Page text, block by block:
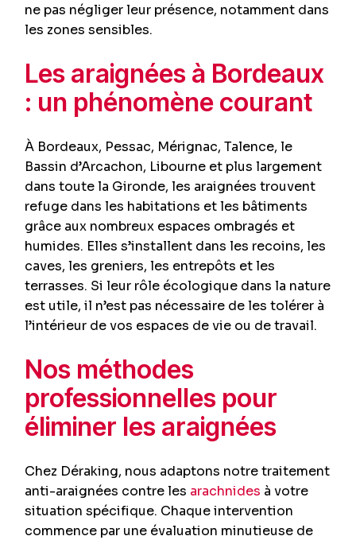
ne pas négliger leur présence, notamment dans
les zones sensibles.
Les araignées à Bordeaux
: un phénomène courant
À Bordeaux, Pessac, Mérignac, Talence, le
Bassin d’Arcachon, Libourne et plus largement
dans toute la Gironde, les araignées trouvent
refuge dans les habitations et les bâtiments
grâce aux nombreux espaces ombragés et
humides. Elles s’installent dans les recoins, les
caves, les greniers, les entrepôts et les
terrasses. Si leur rôle écologique dans la nature
est utile, il n’est pas nécessaire de les tolérer à
l’intérieur de vos espaces de vie ou de travail.
Nos méthodes
professionnelles pour
éliminer les araignées
Chez Déraking, nous adaptons notre traitement
anti-araignées contre les arachnides à votre
situation spécifique. Chaque intervention
commence par une évaluation minutieuse de